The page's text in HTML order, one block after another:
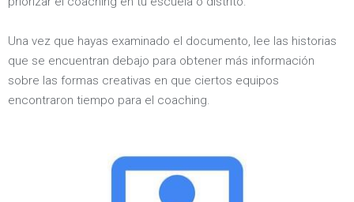
Una vez que hayas examinado el documento, lee las historias
que se encuentran debajo para obtener más información
sobre las formas creativas en que ciertos equipos
encontraron tiempo para el coaching.